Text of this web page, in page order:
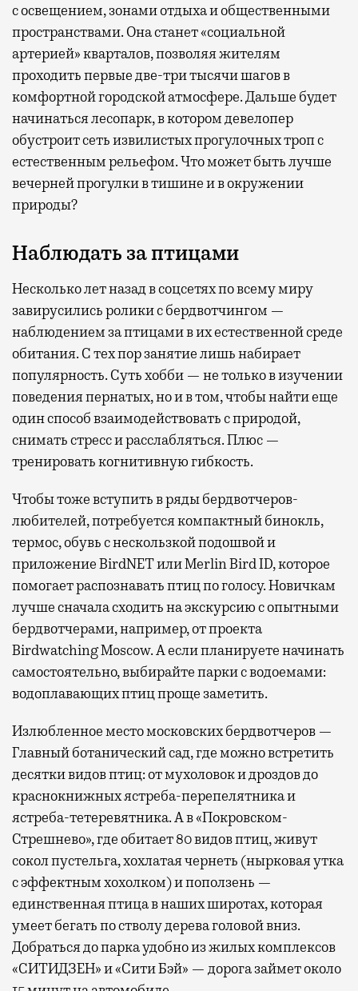
с освещением, зонами отдыха и общественными
пространствами. Она станет «социальной
артерией» кварталов, позволяя жителям
проходить первые две-три тысячи шагов в
комфортной городской атмосфере. Дальше будет
начинаться лесопарк, в котором девелопер
обустроит сеть извилистых прогулочных троп с
естественным рельефом. Что может быть лучше
вечерней прогулки в тишине и в окружении
природы?
Наблюдать за птицами
Несколько лет назад в соцсетях по всему миру
завирусились ролики с бердвотчингом —
наблюдением за птицами в их естественной среде
обитания. С тех пор занятие лишь набирает
популярность. Суть хобби — не только в изучении
поведения пернатых, но и в том, чтобы найти еще
один способ взаимодействовать с природой,
снимать стресс и расслабляться. Плюс —
тренировать когнитивную гибкость.
Чтобы тоже вступить в ряды бердвотчеров-
любителей, потребуется компактный бинокль,
термос, обувь с нескользкой подошвой и
приложение BirdNET или Merlin Bird ID, которое
помогает распознавать птиц по голосу. Новичкам
лучше сначала сходить на экскурсию с опытными
бердвотчерами, например, от проекта
Birdwatching Moscow. А если планируете начинать
самостоятельно, выбирайте парки с водоемами:
водоплавающих птиц проще заметить.
Излюбленное место московских бердвотчеров —
Главный ботанический сад, где можно встретить
десятки видов птиц: от мухоловок и дроздов до
краснокнижных ястреба-перепелятника и
ястреба-тетеревятника. А в «Покровском-
Стрешнево», где обитает 80 видов птиц, живут
сокол пустельга, хохлатая чернеть (нырковая утка
с эффектным хохолком) и поползень —
единственная птица в наших широтах, которая
умеет бегать по стволу дерева головой вниз.
Добраться до парка удобно из жилых комплексов
«СИТИДЗЕН» и «Сити Бэй» — дорога займет около